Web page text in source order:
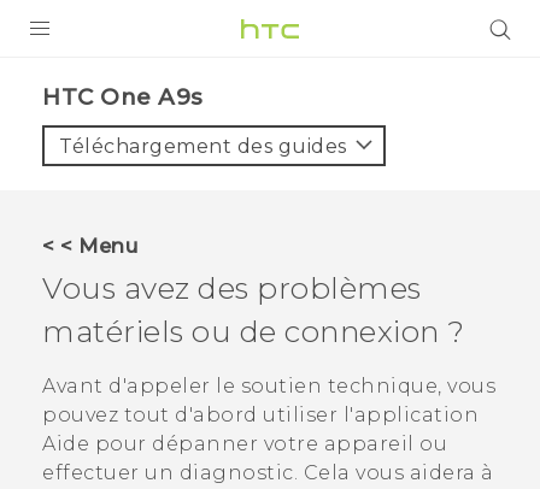
VIVE
VIVERSE
ASSISTANCE
Appareils HTC & Accessoires
Connexion
HTC One A9s‎
Téléchargement des guides
< < Menu
Vous avez des problèmes
matériels ou de connexion ?
Avant d'appeler le soutien technique, vous
pouvez tout d'abord utiliser l'application
Aide pour dépanner votre appareil ou
effectuer un diagnostic. Cela vous aidera à